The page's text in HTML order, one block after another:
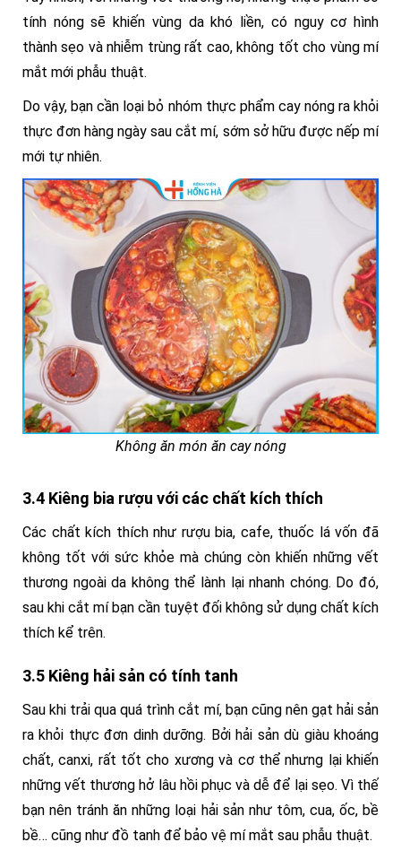
tính nóng sẽ khiến vùng da khó liền, có nguy cơ hình
thành sẹo và nhiễm trùng rất cao, không tốt cho vùng mí
mắt mới phẫu thuật.
Do vậy, bạn cần loại bỏ nhóm thực phẩm cay nóng ra khỏi
thực đơn hàng ngày sau cắt mí, sớm sở hữu được nếp mí
mới tự nhiên.
Không ăn món ăn cay nóng
3.4 Kiêng bia rượu với các chất kích thích
Các chất kích thích như rượu bia, cafe, thuốc lá vốn đã
không tốt với sức khỏe mà chúng còn khiến những vết
thương ngoài da không thể lành lại nhanh chóng. Do đó,
sau khi cắt mí bạn cần tuyệt đối không sử dụng chất kích
thích kể trên.
3.5 Kiêng hải sản có tính tanh
Sau khi trải qua quá trình cắt mí, bạn cũng nên gạt hải sản
ra khỏi thực đơn dinh dưỡng. Bởi hải sản dù giàu khoáng
chất, canxi, rất tốt cho xương và cơ thể nhưng lại khiến
những vết thương hở lâu hồi phục và dễ để lại sẹo. Vì thế
bạn nên tránh ăn những loại hải sản như tôm, cua, ốc, bề
bề… cũng như đồ tanh để bảo vệ mí mắt sau phẫu thuật.